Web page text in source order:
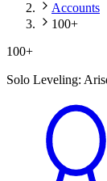
Accounts
100+
100+
Solo Leveling: